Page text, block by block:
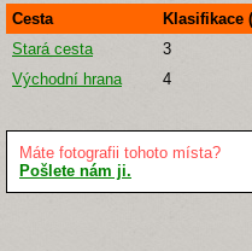
Cesta Klasifikace
Stará cesta
3
Východní hrana
4
Máte fotografii tohoto místa?
Pošlete nám ji.